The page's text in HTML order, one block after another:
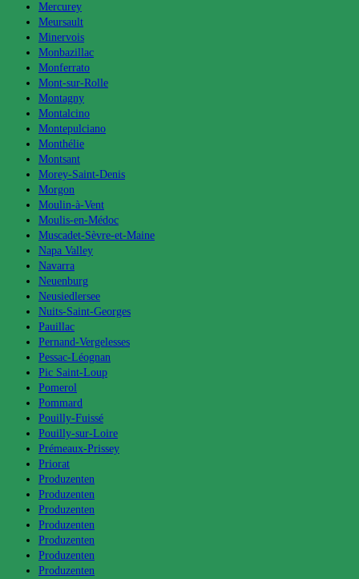
Mercurey
Meursault
Minervois
Monbazillac
Monferrato
Mont-sur-Rolle
Montagny
Montalcino
Montepulciano
Monthélie
Montsant
Morey-Saint-Denis
Morgon
Moulin-à-Vent
Moulis-en-Médoc
Muscadet-Sèvre-et-Maine
Napa Valley
Navarra
Neuenburg
Neusiedlersee
Nuits-Saint-Georges
Pauillac
Pernand-Vergelesses
Pessac-Léognan
Pic Saint-Loup
Pomerol
Pommard
Pouilly-Fuissé
Pouilly-sur-Loire
Prémeaux-Prissey
Priorat
Produzenten
Produzenten
Produzenten
Produzenten
Produzenten
Produzenten
Produzenten